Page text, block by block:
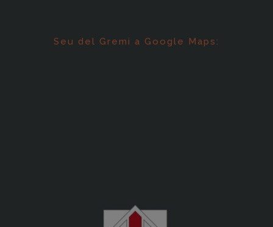
Seu del Gremi a Google Maps: